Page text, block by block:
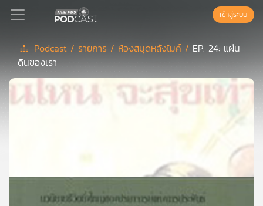
Podcast
เพล
เข้าสู่ระบบ
Podcast / รายการ / ห้องสมุดหลังไมค์ / EP. 24: แผ่น
ดินของเรา